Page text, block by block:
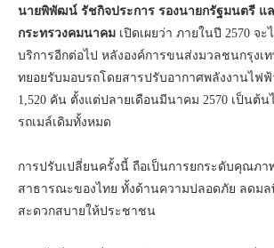
นายพิพัฒน์ รัชกิจประการ รองนายกรัฐมนตรี แ
กระทรวงคมนาคม เปิดเผยว่า ภายในปี 2570 จ
บริการอีกต่อไป หลังองค์การขนส่งมวลชนกรุงเ
ทยอยรับมอบรถโดยสารปรับอากาศพลังงานไฟ
1,520 คัน ตั้งแต่ปลายเดือนมีนาคม 2570 เป็นต้
รถเมล์เดิมทั้งหมด
การปรับเปลี่ยนครั้งนี้ ถือเป็นการยกระดับคุณภา
สาธารณะของไทย ทั้งด้านความปลอดภัย ลดมล
สะดวกสบายให้ประชาชน